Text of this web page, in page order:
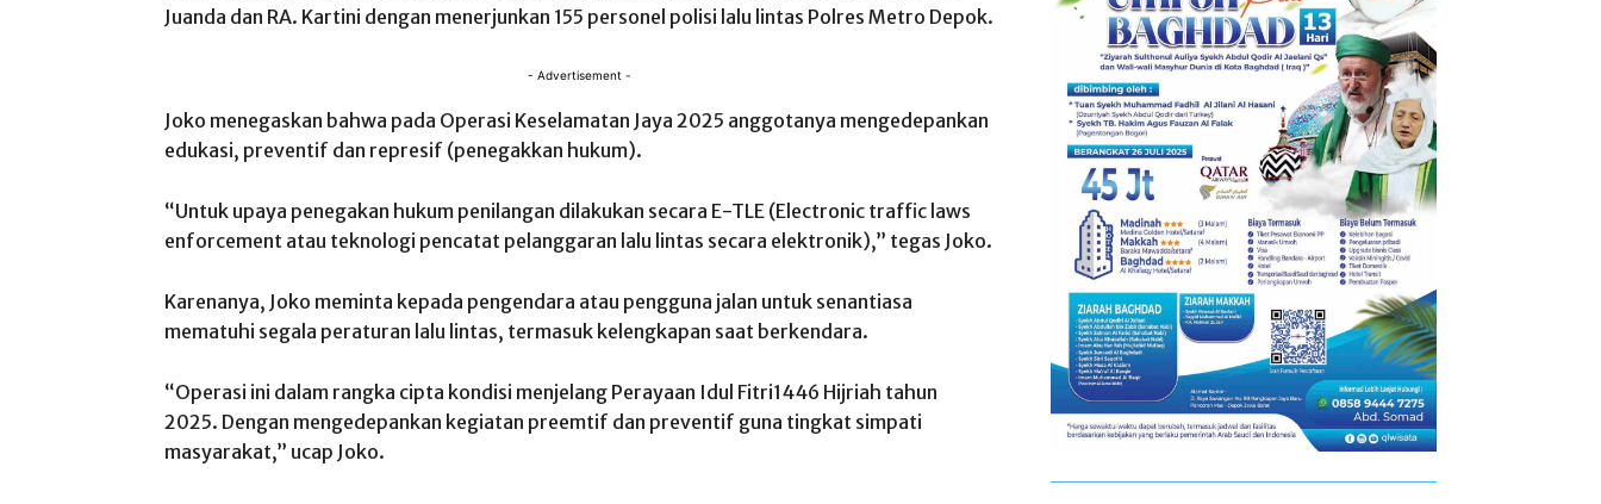
Juanda dan RA. Kartini dengan menerjunkan 155 personel polisi lalu lintas Polres Metro Depok.
- Advertisement -
Joko menegaskan bahwa pada Operasi Keselamatan Jaya 2025 anggotanya mengedepankan
edukasi, preventif dan represif (penegakkan hukum).
“Untuk upaya penegakan hukum penilangan dilakukan secara E-TLE (Electronic traffic laws
enforcement atau teknologi pencatat pelanggaran lalu lintas secara elektronik),” tegas Joko.
Karenanya, Joko meminta kepada pengendara atau pengguna jalan untuk senantiasa
mematuhi segala peraturan lalu lintas, termasuk kelengkapan saat berkendara.
“Operasi ini dalam rangka cipta kondisi menjelang Perayaan Idul Fitri1446 Hijriah tahun
2025. Dengan mengedepankan kegiatan preemtif dan preventif guna tingkat simpati
masyarakat,” ucap Joko.